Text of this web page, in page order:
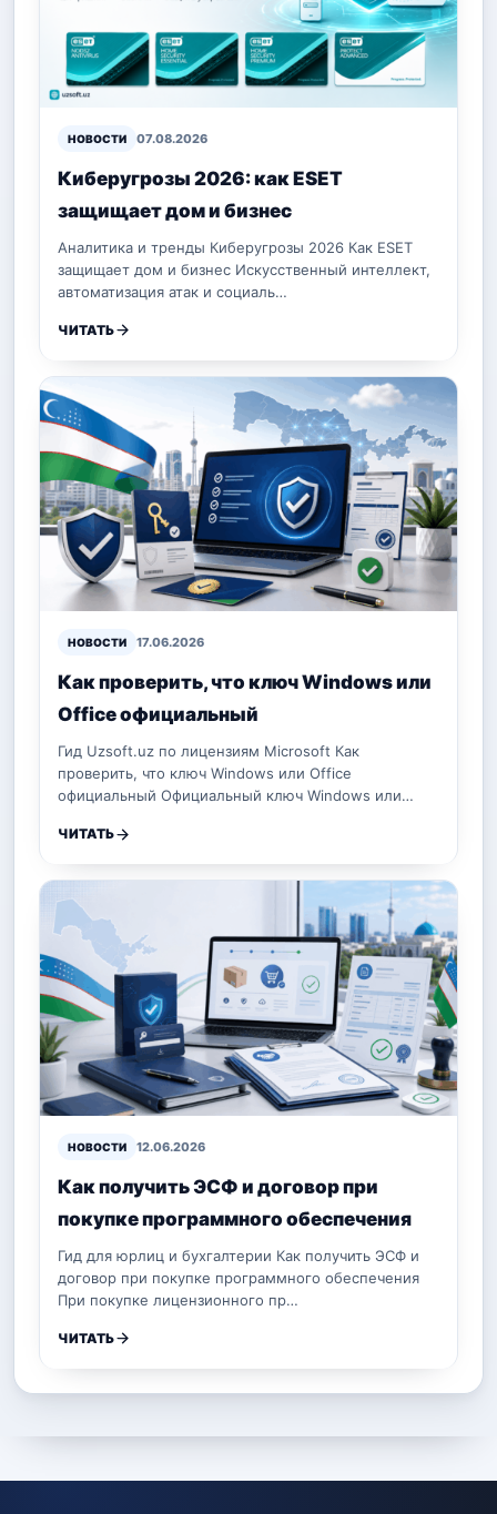
НОВОСТИ 07.08.2026
Киберугрозы 2026: как ESET
защищает дом и бизнес
Аналитика и тренды Киберугрозы 2026 Как ESET
защищает дом и бизнес Искусственный интеллект,
автоматизация атак и социаль…
ЧИТАТЬ
НОВОСТИ 17.06.2026
Как проверить, что ключ Windows или
Office официальный
Гид Uzsoft.uz по лицензиям Microsoft Как
проверить, что ключ Windows или Office
официальный Официальный ключ Windows или…
ЧИТАТЬ
НОВОСТИ 12.06.2026
Как получить ЭСФ и договор при
покупке программного обеспечения
Гид для юрлиц и бухгалтерии Как получить ЭСФ и
договор при покупке программного обеспечения
При покупке лицензионного пр…
ЧИТАТЬ